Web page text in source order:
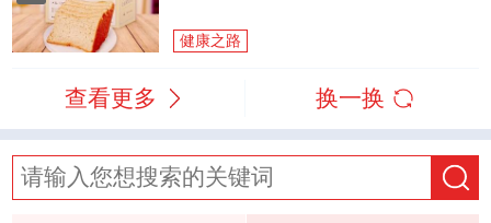
健康之路
查看更多 换一换